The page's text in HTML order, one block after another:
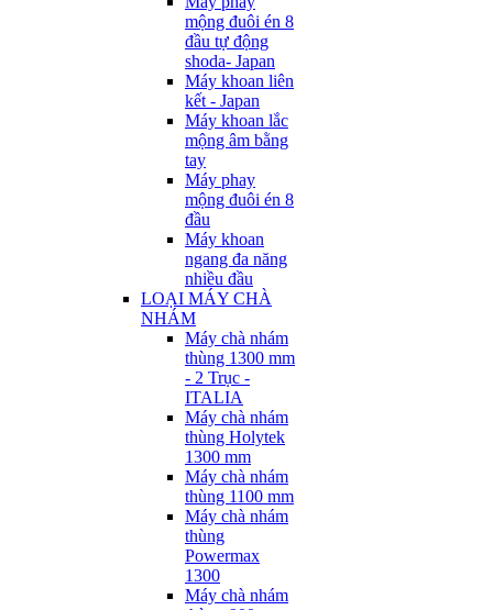
mộng đuôi én 8
đầu tự động
shoda- Japan
Máy khoan liên
kết - Japan
Máy khoan lắc
mộng âm bằng
tay
Máy phay
mộng đuôi én 8
đầu
Máy khoan
ngang đa năng
nhiều đầu
LOẠI MÁY CHÀ
NHÁM
Máy chà nhám
thùng 1300 mm
- 2 Trục -
ITALIA
Máy chà nhám
thùng Holytek
1300 mm
Máy chà nhám
thùng 1100 mm
Máy chà nhám
thùng
Powermax
1300
Máy chà nhám